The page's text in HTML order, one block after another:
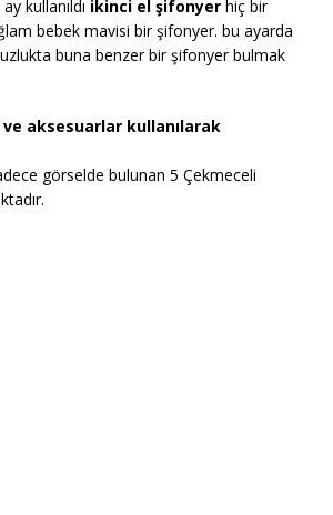
kullanıldı ikinci el şifonyer hiç bir
bebek mavisi bir şifonyer. bu ayarda
buna benzer bir şifonyer bulmak
ve aksesuarlar kullanılarak
görselde bulunan 5 Çekmeceli